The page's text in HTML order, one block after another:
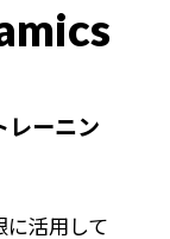
ーニン
活用して